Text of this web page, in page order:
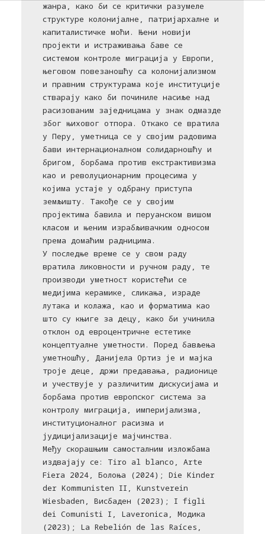
жанра, како би се критички разумеле
структуре колонијалне, патријархалне и
капиталистичке моћи. Њени новији
пројекти и истраживања баве се
системом контроле миграција у Европи,
његовом повезаношћу са колонијализмом
и правним структурама које институције
стварају како би починиле насиље над
расизованим заједницама у знак одмазде
због њиховог отпора. Откако се вратила
у Перу, уметница се у својим радовима
бави интернационалном солидарношћу и
бригом, борбама против екстрактивизма
као и револуционарним процесима у
којима устаје у одбрану приступа
земљишту. Такође се у својим
пројектима бавила и перуанском вишом
класом и њеним израбљивачким односом
према домаћим радницима.
У последње време се у свом раду
вратила ликовности и ручном раду, те
производи уметност користећи се
медијима керамике, сликања, израде
лутака и колажа, као и форматима као
што су књиге за децу, како би учинила
отклон од евроцентричне естетике
концептуалне уметности. Поред бављења
уметношћу, Данијела Ортиз је и мајка
троје деце, држи предавања, радионице
и учествује у различитим дискусијама и
борбама против европског система за
контролу миграција, империјализма,
институционалног расизма и
јудицијализације мајчинства.
Међу скорашњим самосталним изложбама
издвајају се: Tiro al blanco, Arte
Fiera 2024, Болоња (2024); Die Kinder
der Kommunisten II, Kunstverein
Wiesbaden, Висбаден (2023); I figli
dei Comunisti I, Laveronica, Модика
(2023); La Rebelión de las Raíces,